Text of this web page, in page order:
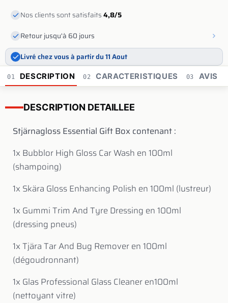
Nos clients sont satisfaits4,8/5
Retour jusqu'à 60 jours
Livré chez vous à partir du 11 Aout
01 DESCRIPTION 02 CARACTERISTIQUES 03 AVIS
DESCRIPTION DETAILLEE
Stjärnagloss Essential Gift Box contenant :
1x Bubblor High Gloss Car Wash en 100ml
(shampoing)
1x Skära Gloss Enhancing Polish en 100ml (lustreur)
1x Gummi Trim And Tyre Dressing en 100ml
(dressing pneus)
1x Tjära Tar And Bug Remover en 100ml
(dégoudronnant)
1x Glas Professional Glass Cleaner en100ml
(nettoyant vitre)